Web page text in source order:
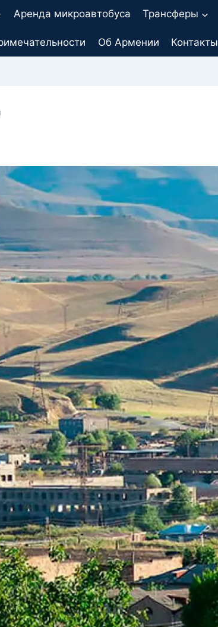
Аренда микроавтобуса Трансферы
Об Армении Контакты